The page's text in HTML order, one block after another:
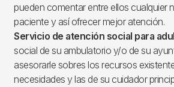
pueden comentar entre ellos cualquier
paciente y así ofrecer mejor atención.
Servicio de atención social para
social de su ambulatorio y/o de su
asesorarle sobres los recursos
necesidades y las de su cuidador